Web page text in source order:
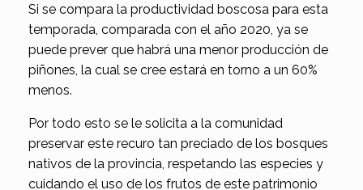
Si se compara la productividad boscosa para esta
temporada, comparada con el año 2020, ya se
puede prever que habrá una menor producción de
piñones, la cual se cree estará en torno a un 60%
menos.
Por todo esto se le solicita a la comunidad
preservar este recuro tan preciado de los bosques
nativos de la provincia, respetando las especies y
cuidando el uso de los frutos de este patrimonio